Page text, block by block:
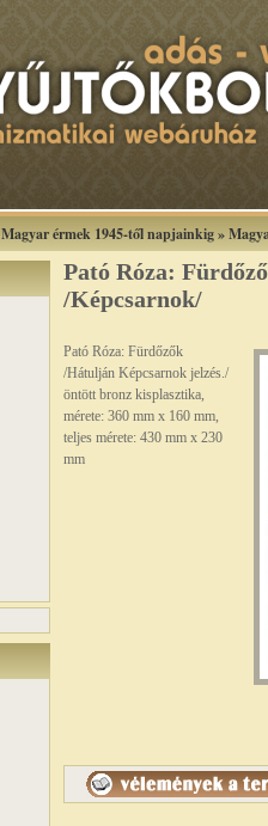
Magyar érmek 1945-től napjainkig»
Pató Róza:
/Képcsarnok/
Pató Róza: Fürdőzők
/Hátulján Képcsarnok jelzés./
öntött bronz kisplasztika,
mérete: 360 mm x 160 mm,
teljes mérete: 430 mm x 230
mm